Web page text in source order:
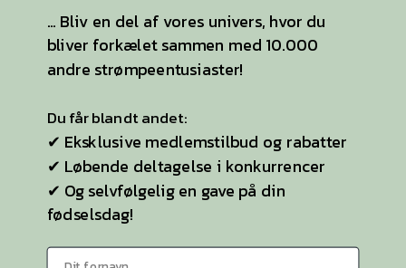
YDERLIGERE INFO
Plussize
Selvsiddende strømper
Ideen til StyleLegs
... Bliv en del af vores univers, hvor du
bliver forkælet sammen med 10.000
andre strømpeentusiaster!
Du får blandt andet:
✔ Eksklusive medlemstilbud og rabatter
✔ Løbende deltagelse i konkurrencer
✔ Og selvfølgelig en gave på din
fødselsdag!